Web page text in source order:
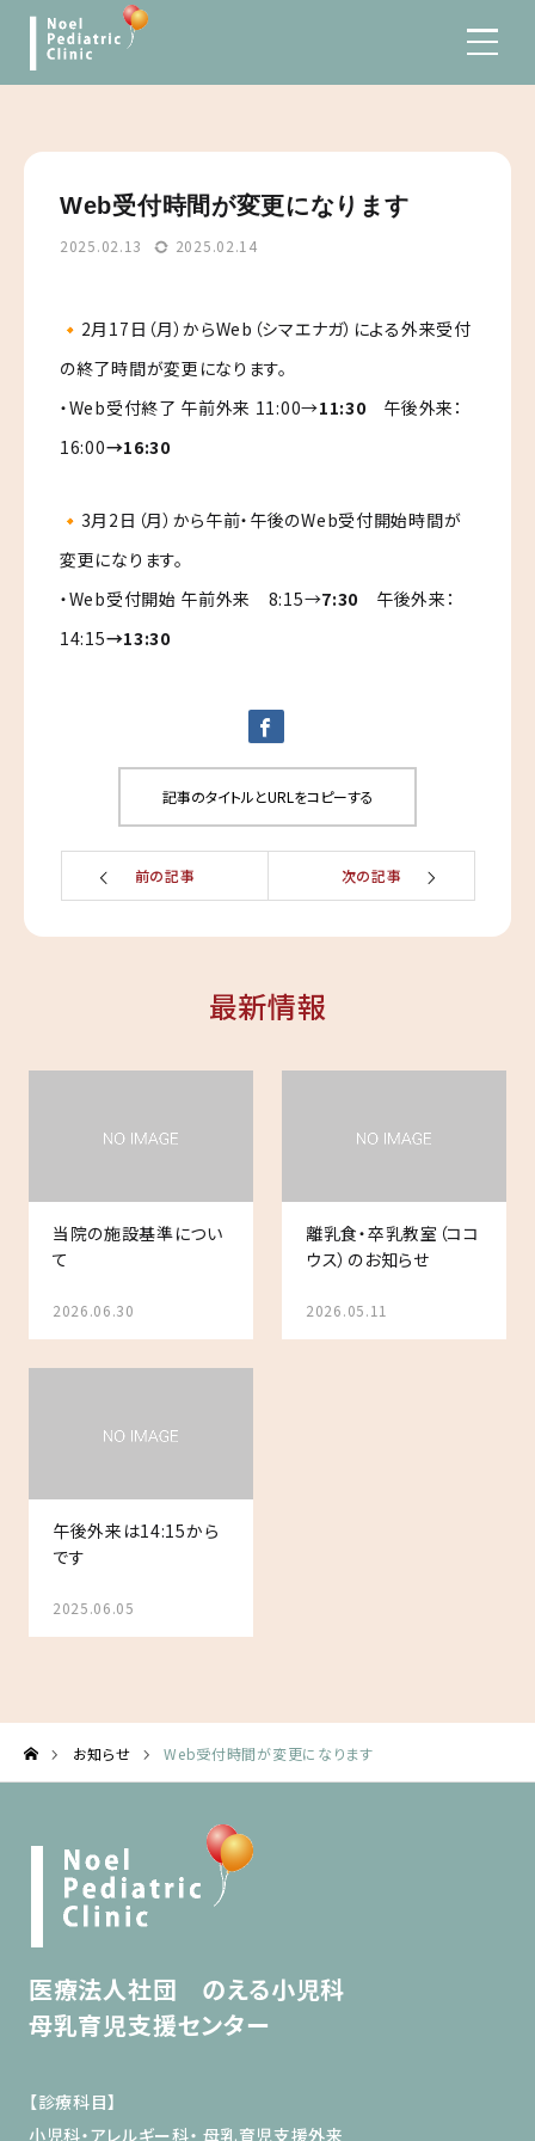
Web受付時間が変更になります
2025.02.13 2025.02.14
🔸2月17日（月）からWeb（シマエナガ）による外来受付
の終了時間が変更になります。
・Web受付終了 午前外来 11:00→11:30 午後外来：
16:00→16:30
🔸3月2日（月）から午前・午後のWeb受付開始時間が
変更になります。
・Web受付開始 午前外来 8:15→7:30 午後外来：
14:15→13:30
記事のタイトルとURLをコピーする
前の記事 次の記事
最新情報
当院の施設基準につい
て
2026.06.30
離乳食・卒乳教室（ココ
ウス）のお知らせ
2026.05.11
午後外来は14:15から
です
2025.06.05
お知らせ Web受付時間が変更になります
医療法人社団 のえる小児科
母乳育児支援センター
【診療科目】
小児科・アレルギー科・ 母乳育児支援外来